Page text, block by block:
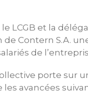
le LCGB et la
Contern S.A.
de
porte sur
avancées